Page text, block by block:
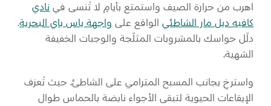
اهرب من حرارة الصيف واستمتع بأيامٍ لا تُنسى في نادي
كافيه ديل مار الشاطئيالواقع على واجهة ياس باي البحرية.
دلّل حواسك بالمشروبات المثلّجة والوجبات الخفيفة
الشهية،
واسترخِ بجانب المسبح المترامي على الشاطئ، حيث تُعزف
الإيقاعات الحيوية لتبقى الأجواء نابضة بالحماس طوال